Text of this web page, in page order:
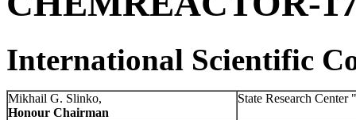
International Scientific
Mikhail G. Slinko,
Honour Chairman
State Research